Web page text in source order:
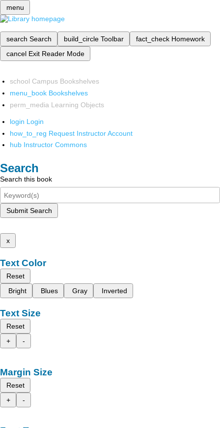
menu
search Search build_circle Toolbar fact_check Homework
cancel Exit Reader Mode
school Campus Bookshelves
menu_book Bookshelves
perm_media Learning Objects
login Login
how_to_reg Request Instructor Account
hub Instructor Commons
Search
Search this book
Submit Search
x
Text Color
Reset
Bright
Blues Gray Inverted
Text Size
Reset
+
-
Margin Size
Reset
+
-